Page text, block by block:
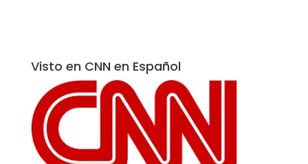
Visto en CNN en Español